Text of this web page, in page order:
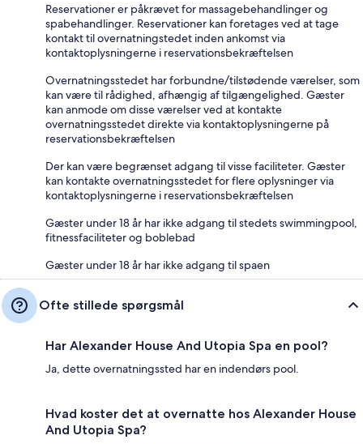
Reservationer er påkrævet for massagebehandlinger og
spabehandlinger. Reservationer kan foretages ved at tage
kontakt til overnatningstedet inden ankomst via
kontaktoplysningerne i reservationsbekræftelsen
Overnatningsstedet har forbundne/tilstødende værelser, som
kan være til rådighed, afhængig af tilgængelighed. Gæster
kan anmode om disse værelser ved at kontakte
overnatningsstedet direkte via kontaktoplysningerne på
reservationsbekræftelsen
Der kan være begrænset adgang til visse faciliteter. Gæster
kan kontakte overnatningsstedet for flere oplysninger via
kontaktoplysningerne i reservationsbekræftelsen
Gæster under 18 år har ikke adgang til stedets swimmingpool,
fitnessfaciliteter og boblebad
Gæster under 18 år har ikke adgang til spaen
Ofte stillede spørgsmål
Har Alexander House And Utopia Spa en pool?
Ja, dette overnatningssted har en indendørs pool.
Hvad koster det at overnatte hos Alexander House
And Utopia Spa?